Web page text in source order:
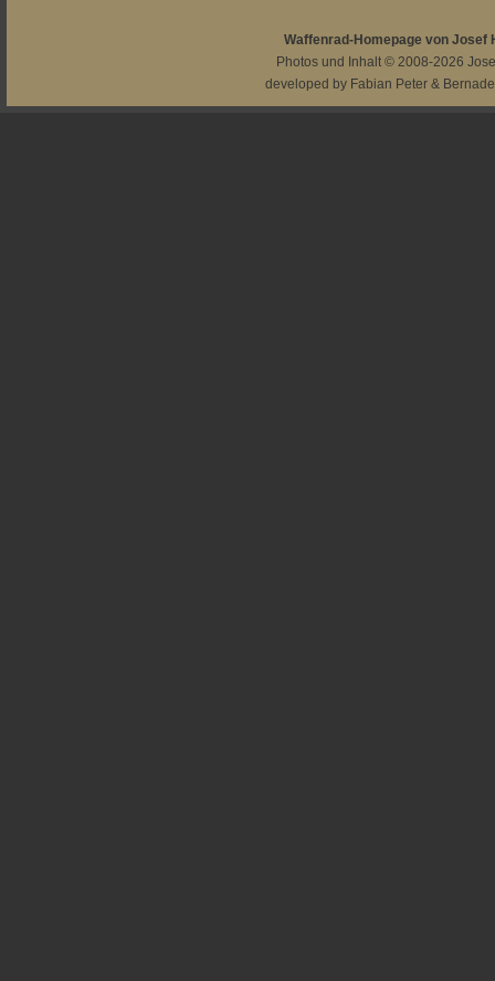
Waffenrad-Homepage von Josef
Photos und Inhalt © 2008-2026
developed by Fabian Peter &